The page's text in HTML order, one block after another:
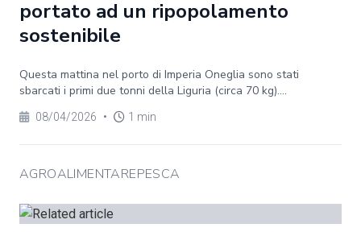
portato ad un ripopolamento
sostenibile
Questa mattina nel porto di Imperia Oneglia sono stati
sbarcati i primi due tonni della Liguria (circa 70 kg)....
08/04/2026 • 1 min
AGROALIMENTAREPESCA